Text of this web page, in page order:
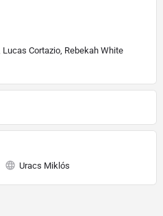
Cortazio, Rebekah White
Uracs Miklós